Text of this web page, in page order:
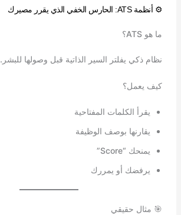
⚙️ أنظمة ATS: الحارس الخفي الذي يقرر مصيرك
ما هو ATS؟
نظام ذكي يفلتر السير الذاتية قبل وصولها للبشر.
كيف يعمل؟
يقرأ الكلمات المفتاحية
يقارنها بوصف الوظيفة
يمنحك “Score”
يرفضك أو يمررك
🎯 مثال حقيقي